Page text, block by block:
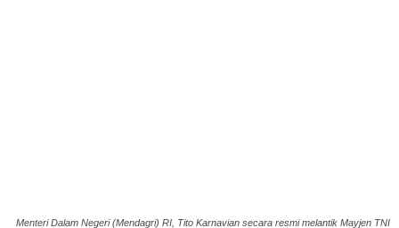
Menteri Dalam Negeri (Mendagri) RI, Tito Karnavian secara resmi melantik Mayjen TNI